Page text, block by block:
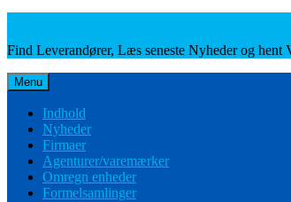
Find Leverandører, Læs seneste Nyheder og hent
Menu
Indhold
Nyheder
Firmaer
Agenturer/varemærker
Omregn enheder
Formelsamlinger